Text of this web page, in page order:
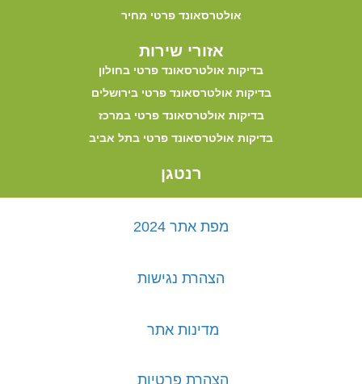
אולטרסאונד פרטי מחיר
אזורי שירות
בדיקות אולטרסאונד פרטי בחולון
בדיקות אולטרסאונד פרטי בירושלים
בדיקות אולטרסאונד פרטי במרכז
בדיקות אולטרסאונד פרטי בתל אביב
רנטגן
מפת אתר 2024
הצהרת נגישות
מדינות אתר
הצהרת פרטיות